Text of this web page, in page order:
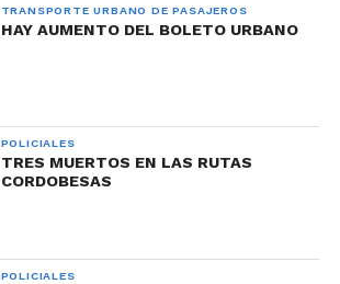
TRANSPORTE URBANO DE PASAJEROS
HAY AUMENTO DEL BOLETO URBANO
POLICIALES
TRES MUERTOS EN LAS RUTAS
CORDOBESAS
POLICIALES